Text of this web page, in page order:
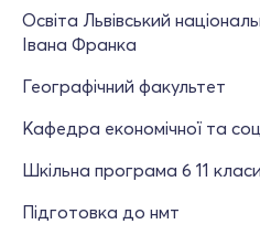
Освіта Львівський
Івана Франка
Географічний факультет
Кафедра економічної та
Шкільна програма 6 11 класи
Підготовка до нмт